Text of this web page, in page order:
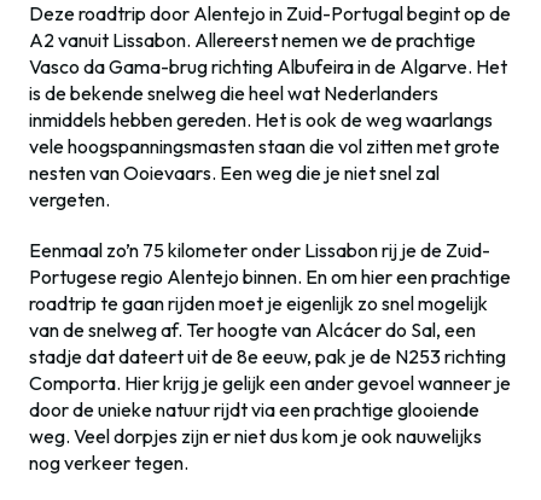
Deze roadtrip door Alentejo in Zuid-Portugal begint op de
A2 vanuit Lissabon. Allereerst nemen we de prachtige
Vasco da Gama-brug richting Albufeira in de Algarve. Het
is de bekende snelweg die heel wat Nederlanders
inmiddels hebben gereden. Het is ook de weg waarlangs
vele hoogspanningsmasten staan die vol zitten met grote
nesten van Ooievaars. Een weg die je niet snel zal
vergeten.
Eenmaal zo’n 75 kilometer onder Lissabon rij je de Zuid-
Portugese regio Alentejo binnen. En om hier een prachtige
roadtrip te gaan rijden moet je eigenlijk zo snel mogelijk
van de snelweg af. Ter hoogte van Alcácer do Sal, een
stadje dat dateert uit de 8e eeuw, pak je de N253 richting
Comporta. Hier krijg je gelijk een ander gevoel wanneer je
door de unieke natuur rijdt via een prachtige glooiende
weg. Veel dorpjes zijn er niet dus kom je ook nauwelijks
nog verkeer tegen.